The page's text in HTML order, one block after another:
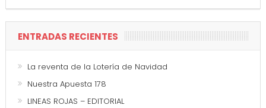
ENTRADAS RECIENTES
La reventa de la Lotería de Navidad
Nuestra Apuesta 178
LINEAS ROJAS – EDITORIAL